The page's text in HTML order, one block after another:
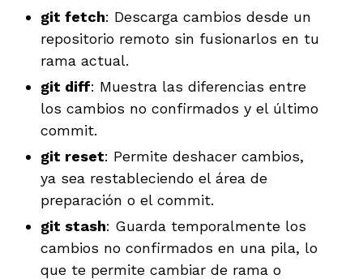
git fetch: Descarga cambios desde un
repositorio remoto sin fusionarlos en tu
rama actual.
git diff: Muestra las diferencias entre
los cambios no confirmados y el último
commit.
git reset: Permite deshacer cambios,
ya sea restableciendo el área de
preparación o el commit.
git stash: Guarda temporalmente los
cambios no confirmados en una pila, lo
que te permite cambiar de rama o